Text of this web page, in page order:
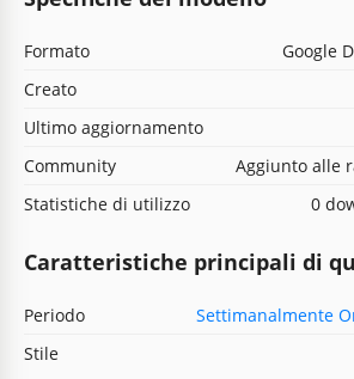
Formato
Google
Creato
Ultimo aggiornamento
Community
Aggiunto alle
Statistiche di utilizzo
0
Caratteristiche principali di
Periodo
Settimanalmente
Stile